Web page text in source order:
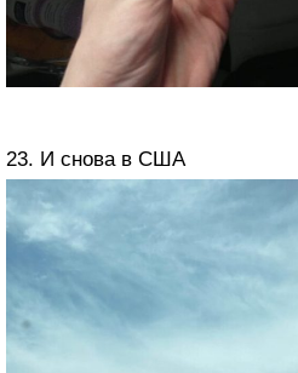
23. И снова в США